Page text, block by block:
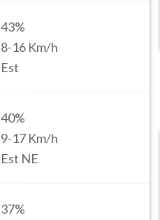
43%
8-16 Km/h
Est
40%
9-17 Km/h
Est NE
37%